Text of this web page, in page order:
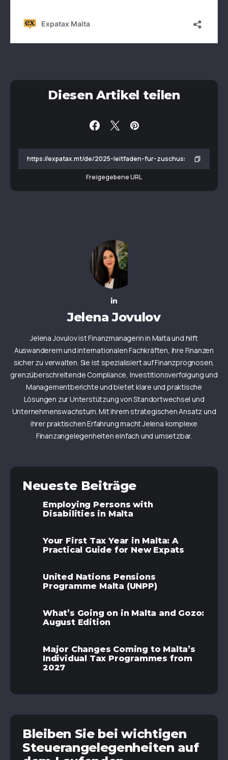
Diesen Artikel teilen
Freigegebene URL
Jelena Jovulov
Jelena Jovulov ist Finanzmanagerin in Malta und hilft
Auswanderern und internationalen Fachkräften, ihre Finanzen
sicher zu verwalten. Sie ist spezialisiert auf Finanzprognosen,
grenzüberschreitende Compliance, Investitionsverfolgung und
Managementberichte und bietet klare und praktische
Lösungen zur Unterstützung von Standortwechsel und
Unternehmenswachstum. Mit ihrem strategischen Ansatz und
ihrer praktischen Erfahrung macht Jelena komplexe
Finanzangelegenheiten einfach und umsetzbar.
Neueste Beiträge
Employing Persons with
Disabilities in Malta
Your First Tax Year in Malta: A
Practical Guide for New Expats
United Nations Pensions
Programme Malta (UNPP)
What’s Going on in Malta and Gozo:
August Edition
Major Changes Coming to Malta’s
Individual Tax Programmes from
2027
Bleiben Sie bei wichtigen
Steuerangelegenheiten auf